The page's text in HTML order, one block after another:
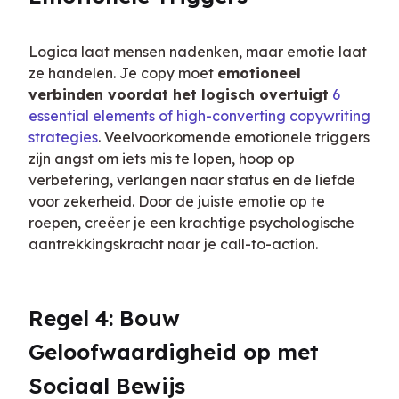
Logica laat mensen nadenken, maar emotie laat
ze handelen. Je copy moet emotioneel
verbinden voordat het logisch overtuigt 6
essential elements of high-converting copywriting
strategies. Veelvoorkomende emotionele triggers
zijn angst om iets mis te lopen, hoop op
verbetering, verlangen naar status en de liefde
voor zekerheid. Door de juiste emotie op te
roepen, creëer je een krachtige psychologische
aantrekkingskracht naar je call-to-action.
Regel 4: Bouw
Geloofwaardigheid op met
Sociaal Bewijs